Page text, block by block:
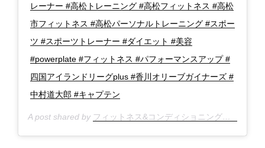
レーナー #高松トレーニング #高松フィットネス #高松
市フィットネス #高松パーソナルトレーニング #スポー
ツ #スポーツトレーナー #ダイエット #美容
#powerplate #フィットネス #パフォーマンスアップ #
四国アイランドリーグplus #香川オリーブガイナーズ #
中村道大郎 #キャプテン
A post shared by フィットネス&コンディショニングスクール★リブレボディ@高松